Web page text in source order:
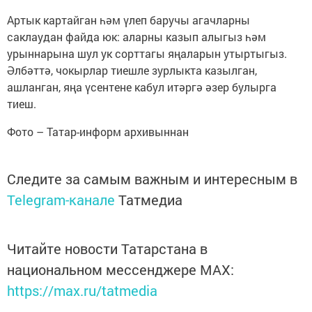
Артык картайган һәм үлеп баручы агачларны
саклаудан файда юк: аларны казып алыгыз һәм
урыннарына шул ук сорттагы яңаларын утыртыгыз.
Әлбәттә, чокырлар тиешле зурлыкта казылган,
ашланган, яңа үсентене кабул итәргә әзер булырга
тиеш.
Фото – Татар-информ архивыннан
Следите за самым важным и интересным в
Telegram-канале Татмедиа
Читайте новости Татарстана в
национальном мессенджере MАХ:
https://max.ru/tatmedia